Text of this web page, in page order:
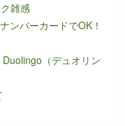
雑感
ンバーカードでOK！
（デュオリン